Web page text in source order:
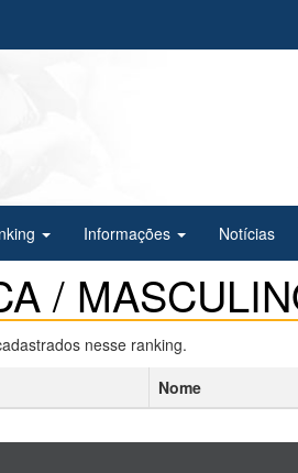
Informações Notícias
/
nesse ranking.
Nome